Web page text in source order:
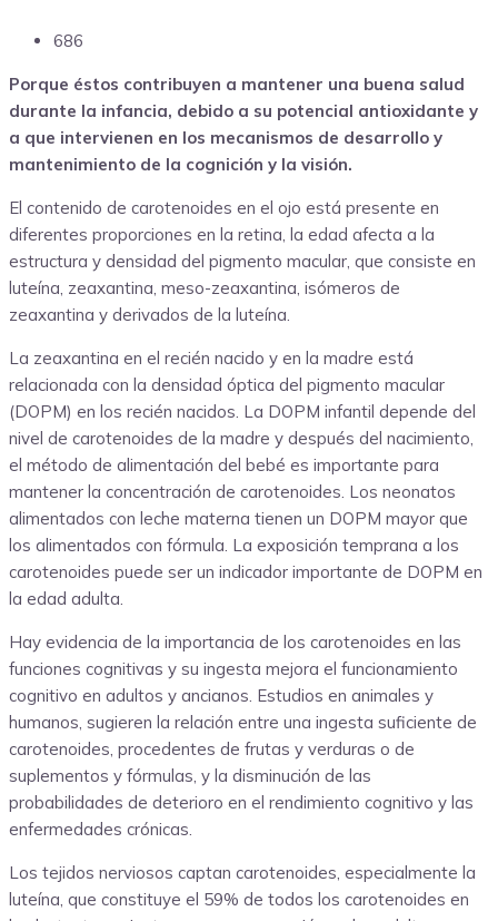
686
Porque éstos contribuyen a mantener una buena salud
durante la infancia, debido a su potencial antioxidante y
a que intervienen en los mecanismos de desarrollo y
mantenimiento de la cognición y la visión.
El contenido de carotenoides en el ojo está presente en
diferentes proporciones en la retina, la edad afecta a la
estructura y densidad del pigmento macular, que consiste en
luteína, zeaxantina, meso-zeaxantina, isómeros de
zeaxantina y derivados de la luteína.
La zeaxantina en el recién nacido y en la madre está
relacionada con la densidad óptica del pigmento macular
(DOPM) en los recién nacidos. La DOPM infantil depende del
nivel de carotenoides de la madre y después del nacimiento,
el método de alimentación del bebé es importante para
mantener la concentración de carotenoides. Los neonatos
alimentados con leche materna tienen un DOPM mayor que
los alimentados con fórmula. La exposición temprana a los
carotenoides puede ser un indicador importante de DOPM en
la edad adulta.
Hay evidencia de la importancia de los carotenoides en las
funciones cognitivas y su ingesta mejora el funcionamiento
cognitivo en adultos y ancianos. Estudios en animales y
humanos, sugieren la relación entre una ingesta suficiente de
carotenoides, procedentes de frutas y verduras o de
suplementos y fórmulas, y la disminución de las
probabilidades de deterioro en el rendimiento cognitivo y las
enfermedades crónicas.
Los tejidos nerviosos captan carotenoides, especialmente la
luteína, que constituye el 59% de todos los carotenoides en